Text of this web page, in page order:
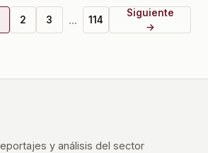
2 3 ... 114
Siguiente
→
y análisis del sector